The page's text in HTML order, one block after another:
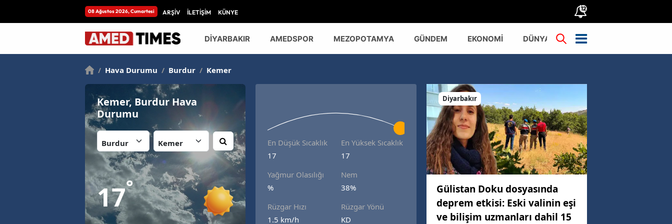
08 Ağustos 2026, Cumartesi ARŞİV İLETİŞİM KÜNYE 12
DİYARBAKIR AMEDSPOR MEZOPOTAMYA GÜNDEM EKONOMİ DÜNYA TÜRKİYE
/ Hava Durumu / Burdur / Kemer
Kemer, Burdur Hava
Durumu
17°
En Düşük Sıcaklık
17
En Yüksek Sıcaklık
17
Yağmur Olasılığı
%
Nem
38%
Rüzgar Hızı
1.5 km/h
Rüzgar Yönü
KD
Diyarbakır
Gülistan Doku dosyasında
deprem etkisi: Eski valinin eşi
ve bilişim uzmanları dahil 15